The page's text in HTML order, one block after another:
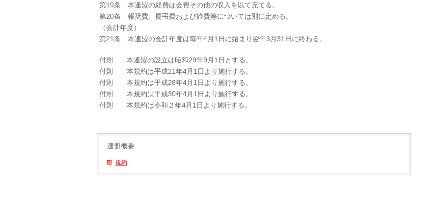
第19条 本連盟の経費は会費その他の収入を以て充てる。
第20条 報奨費、慶弔費および旅費等については別に定める。
（会計年度）
第21条 本連盟の会計年度は毎年4月1日に始まり翌年3月31日に終わる。
付則 本連盟の設立は昭和29年9月1日とする。
付則 本規約は平成21年4月1日より施行する。
付則 本規約は平成28年4月1日より施行する。
付則 本規約は平成30年4月1日より施行する。
付則 本規約は令和２年4月1日より施行する。
連盟概要
規約